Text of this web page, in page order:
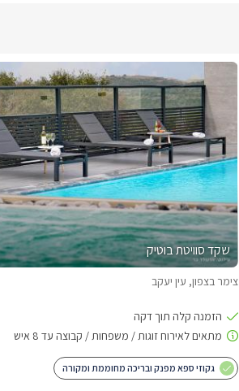
שקד סוויטת בוטיק
צימר בצפון, עין יעקב
גקוזי ספא מפנק ובריכה מחוממת ומקורה